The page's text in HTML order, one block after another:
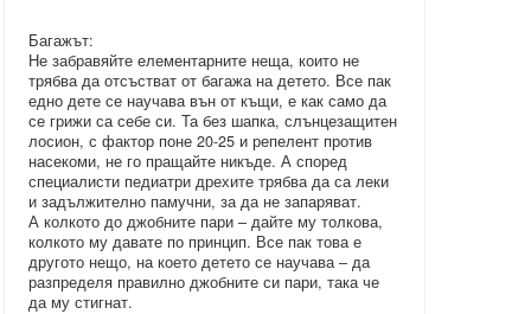
Багажът:
Не забравяйте елементарните неща, които не
трябва да отсъстват от багажа на детето. Все пак
едно дете се научава вън от къщи, е как само да
се грижи са себе си. Та без шапка, слънцезащитен
лосион, с фактор поне 20-25 и репелент против
насекоми, не го пращайте никъде. А според
специалисти педиатри дрехите трябва да са леки
и задължително памучни, за да не запаряват.
А колкото до джобните пари – дайте му толкова,
колкото му давате по принцип. Все пак това е
другото нещо, на което детето се научава – да
разпределя правилно джобните си пари, така че
да му стигнат.